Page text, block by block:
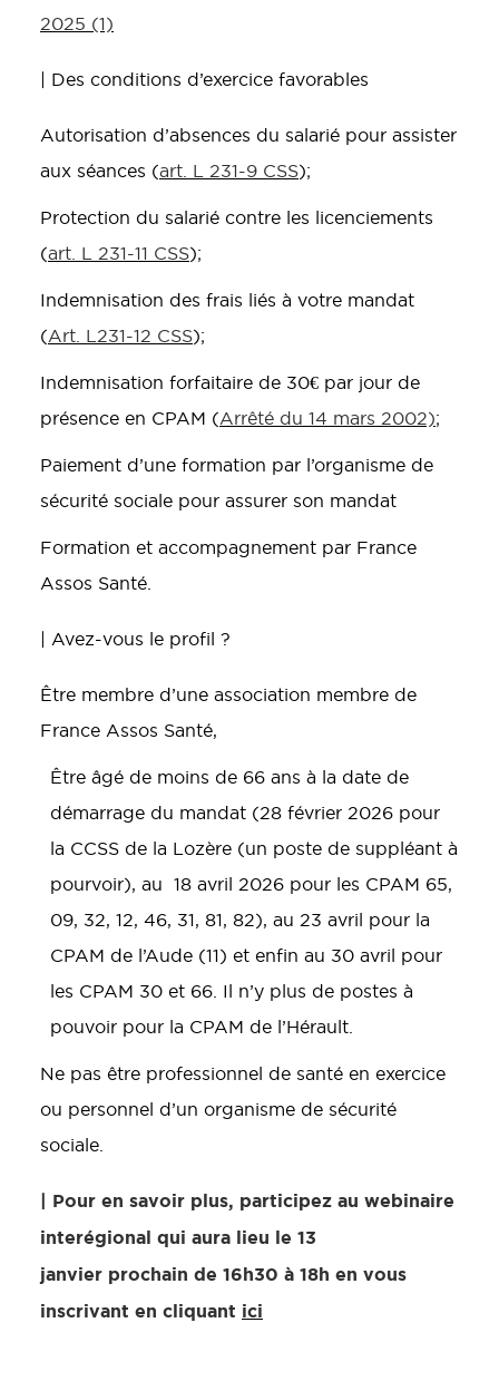
2025 (1)
| Des conditions d’exercice favorables
Autorisation d’absences du salarié pour assister
aux séances (art. L 231-9 CSS);
Protection du salarié contre les licenciements
(art. L 231-11 CSS);
Indemnisation des frais liés à votre mandat
(Art. L231-12 CSS);
Indemnisation forfaitaire de 30€ par jour de
présence en CPAM (Arrêté du 14 mars 2002);
Paiement d’une formation par l’organisme de
sécurité sociale pour assurer son mandat
Formation et accompagnement par France
Assos Santé.
| Avez-vous le profil ?
Être membre d’une association membre de
France Assos Santé,
Être âgé de moins de 66 ans à la date de
démarrage du mandat (28 février 2026 pour
la CCSS de la Lozère (un poste de suppléant à
pourvoir), au 18 avril 2026 pour les CPAM 65,
09, 32, 12, 46, 31, 81, 82), au 23 avril pour la
CPAM de l’Aude (11) et enfin au 30 avril pour
les CPAM 30 et 66. Il n’y plus de postes à
pouvoir pour la CPAM de l’Hérault.
Ne pas être professionnel de santé en exercice
ou personnel d’un organisme de sécurité
sociale.
| Pour en savoir plus, participez au webinaire
interégional qui aura lieu le 13
janvier prochain de 16h30 à 18h en vous
inscrivant en cliquant ici